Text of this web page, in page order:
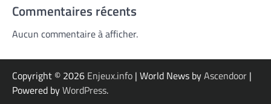
Commentaires récents
Aucun commentaire à afficher.
Copyright © 2026 Enjeux.info | World News byAscendoor |
Powered byWordPress.